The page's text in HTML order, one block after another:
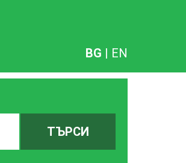
BG | EN
ТЪРСИ